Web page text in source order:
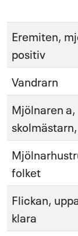
Eremiten,
positiv
Vandrarn
Mjölnaren a,
folket
Flickan,
klara